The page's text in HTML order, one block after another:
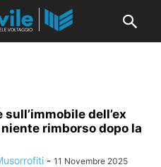
dell’ex
rimborso dopo la
- 11 Novembre 2025